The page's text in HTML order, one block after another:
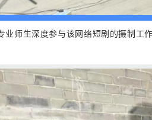
业师生深度参与该网络短剧的摄制工